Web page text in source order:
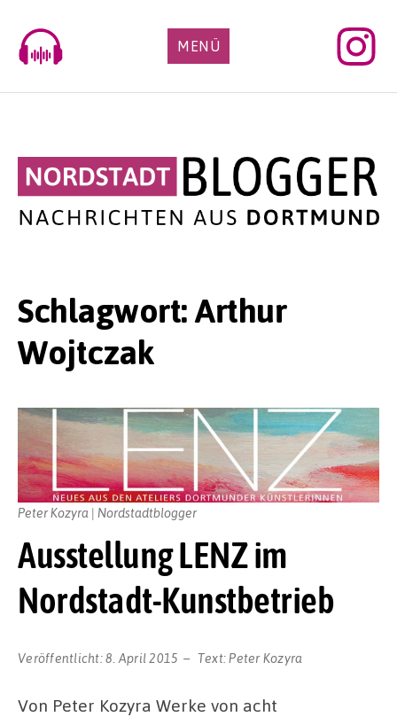
content
MENÜ
Schlagwort:Arthur
Wojtczak
Ausstellung LENZ im
Nordstadt-Kunstbetrieb
Veröffentlicht:8. April 2015 Text:Peter Kozyra
Peter Kozyra | Nordstadtblogger
Von Peter Kozyra Werke von acht